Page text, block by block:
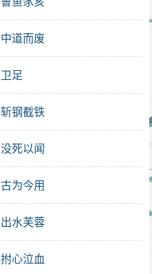
中道而废
卫足
斩钢截铁
没死以闻
古为今用
出水芙蓉
拊心泣血